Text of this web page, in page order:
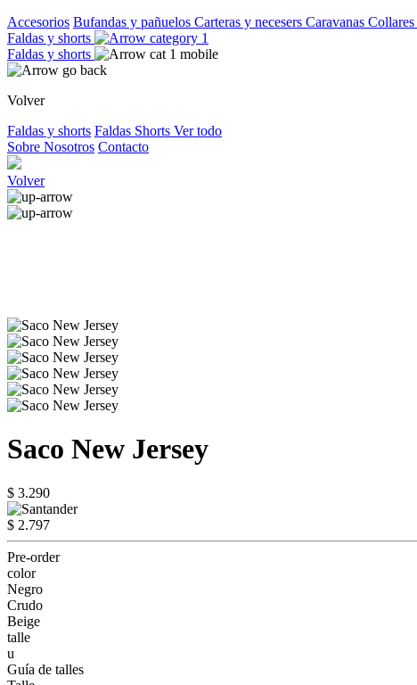
Accesorios Bufandas y pañuelos Carteras y necesers Caravanas Collares
Faldas y shorts
Faldas y shorts
Volver
Faldas y shorts Faldas Shorts Ver todo
Sobre Nosotros Contacto
Volver
Saco New Jersey
$ 3.290
$ 2.797
Pre-order
color
Negro
Crudo
Beige
talle
u
Guía de talles